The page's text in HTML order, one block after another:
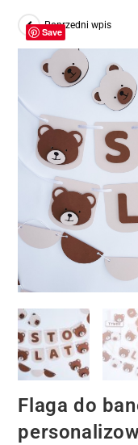
Poprzedni wpis
Save
Flaga do